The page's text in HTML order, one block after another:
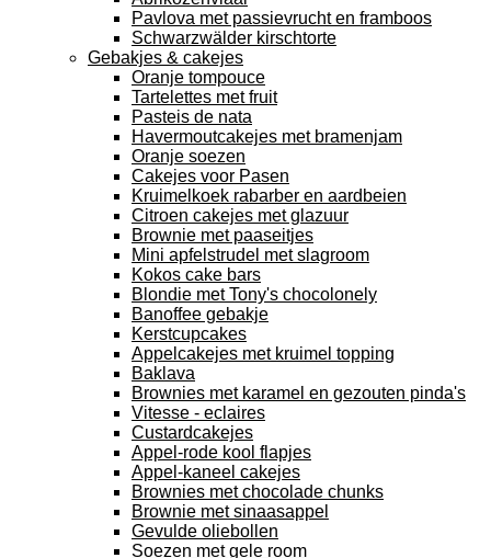
Pavlova met passievrucht en framboos
Schwarzwälder kirschtorte
Gebakjes & cakejes
Oranje tompouce
Tartelettes met fruit
Pasteis de nata
Havermoutcakejes met bramenjam
Oranje soezen
Cakejes voor Pasen
Kruimelkoek rabarber en aardbeien
Citroen cakejes met glazuur
Brownie met paaseitjes
Mini apfelstrudel met slagroom
Kokos cake bars
Blondie met Tony's chocolonely
Banoffee gebakje
Kerstcupcakes
Appelcakejes met kruimel topping
Baklava
Brownies met karamel en gezouten pinda's
Vitesse - eclaires
Custardcakejes
Appel-rode kool flapjes
Appel-kaneel cakejes
Brownies met chocolade chunks
Brownie met sinaasappel
Gevulde oliebollen
Soezen met gele room